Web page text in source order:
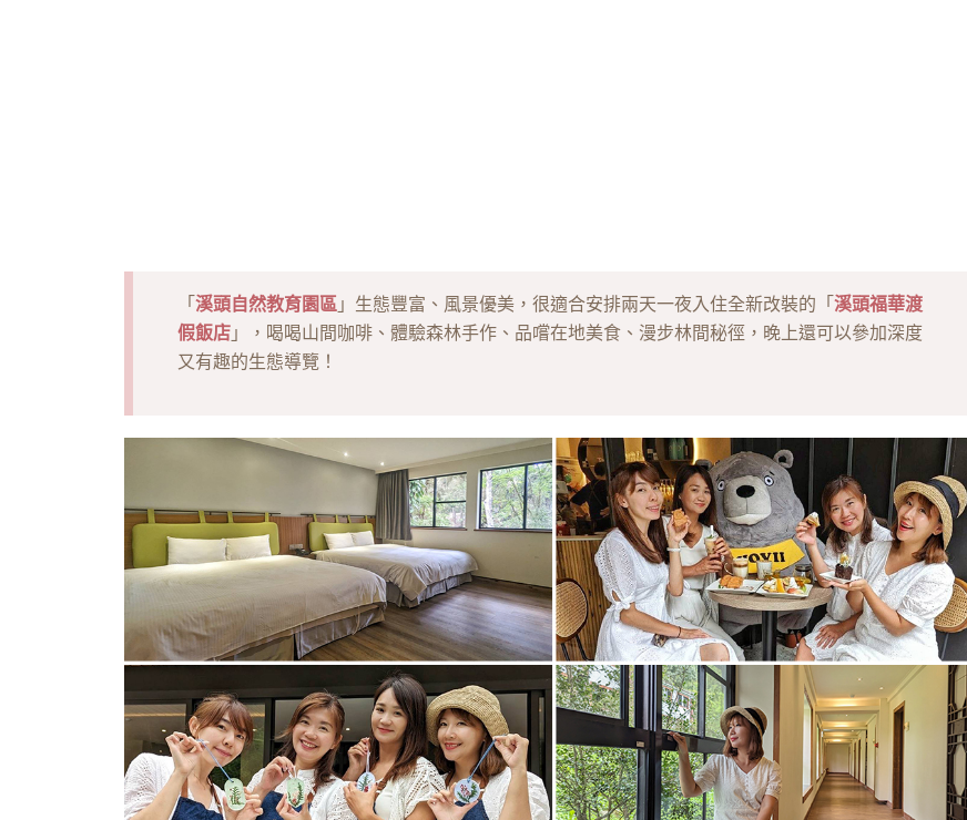
「溪頭自然教育園區」生態豐富、風景優美，很適合安排兩天一夜入住全新改裝的「溪頭福華渡
假飯店」，喝喝山間咖啡、體驗森林手作、品嚐在地美食、漫步林間秘徑，晚上還可以參加深度
又有趣的生態導覽！